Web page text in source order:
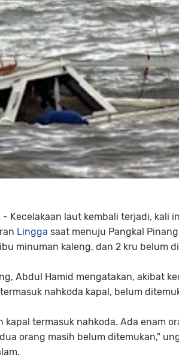
- Kecelakaan laut kembali terjadi, kali
Lingga saat menuju Pangkal
minuman kaleng, dan 2 kru belum
Abdul Hamid mengatakan, akibat
nahkoda kapal, belum
kapal termasuk nahkoda. Ada enam
orang masih belum ditemukan,"